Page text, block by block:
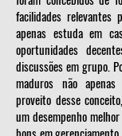
facilidades relevantes
apenas estuda em
oportunidades
discussões em grupo.
maduros não
proveito desse
um desempenho